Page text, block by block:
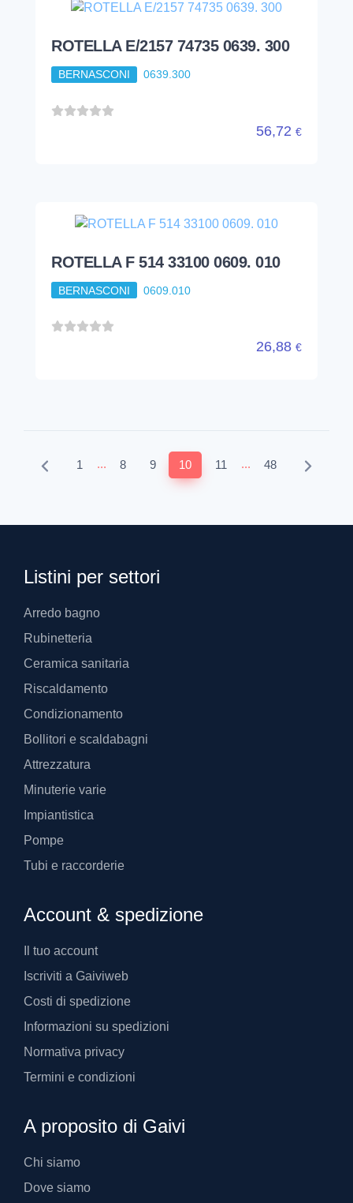
ROTELLA E/2157 74735 0639. 300
BERNASCONI 0639.300
56,72 €
ROTELLA F 514 33100 0609. 010
BERNASCONI 0609.010
26,88 €
1 ... 8 9 10 11 ... 48
Listini per settori
Arredo bagno
Rubinetteria
Ceramica sanitaria
Riscaldamento
Condizionamento
Bollitori e scaldabagni
Attrezzatura
Minuterie varie
Impiantistica
Pompe
Tubi e raccorderie
Account & spedizione
Il tuo account
Iscriviti a Gaiviweb
Costi di spedizione
Informazioni su spedizioni
Normativa privacy
Termini e condizioni
A proposito di Gaivi
Chi siamo
Dove siamo